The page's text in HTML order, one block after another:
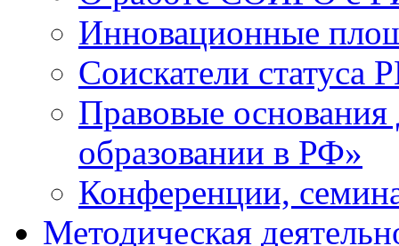
Инновационные
Соискатели статуса
Правовые
образовании в РФ»
Конференции,
Методическая